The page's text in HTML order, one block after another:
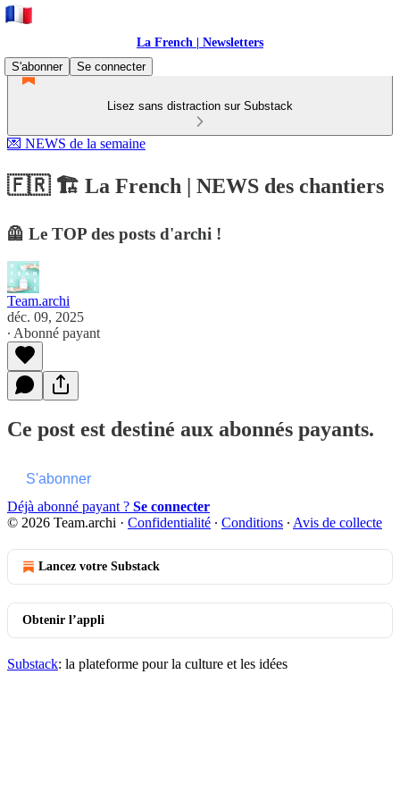
La French | Newsletters
S'abonner
Se connecter
Lisez sans distraction sur Substack
💌 NEWS de la semaine
🇫🇷 🏗️ La French | NEWS des chantiers
🦺 Le TOP des posts d'archi !
Team.archi
déc. 09, 2025
∙ Abonné payant
Ce post est destiné aux abonnés payants.
S'abonner
Déjà abonné payant ? Se connecter
© 2026 Team.archi · Confidentialité ∙ Conditions ∙ Avis de collecte
Lancez votre Substack
Obtenir l’appli
Substack: la plateforme pour la culture et les idées